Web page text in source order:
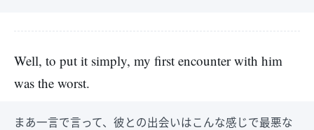
Well, to put it simply, my first encounter with him
was the worst.
まあ一言で言って、彼との出会いはこんな感じで最悪な